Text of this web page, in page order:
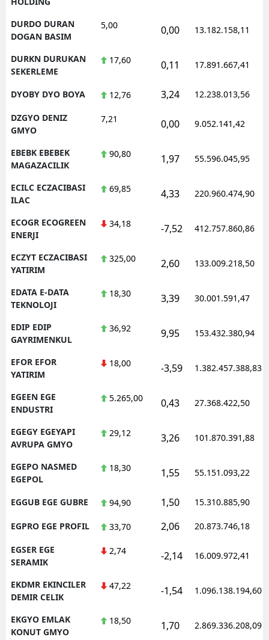
DURDO DURAN
DOGAN BASIM
5,00 0,00 13.182.158,11
DURKN DURUKAN
SEKERLEME
17,60 0,11 17.891.667,41
DYOBY DYO BOYA 12,76 3,24 12.238.013,56
DZGYO DENIZ
GMYO
7,21 0,00 9.052.141,42
EBEBK EBEBEK
MAGAZACILIK
90,80 1,97 55.596.045,95
ECILC ECZACIBASI
ILAC
69,85 4,33 220.960.474,90
ECOGR ECOGREEN
ENERJI
34,18 -7,52 412.757.860,86
ECZYT ECZACIBASI
YATIRIM
325,00 2,60 133.009.218,50
EDATA E-DATA
TEKNOLOJI
18,30 3,39 30.001.591,47
EDIP EDIP
GAYRIMENKUL
36,92 9,95 153.432.380,94
EFOR EFOR
YATIRIM
18,00 -3,59 1.382.457.388,83
EGEEN EGE
ENDUSTRI
5.265,00 0,43 27.368.422,50
EGEGY EGEYAPI
AVRUPA GMYO
29,12 3,26 101.870.391,88
EGEPO NASMED
EGEPOL
18,30 1,55 55.151.093,22
EGGUB EGE GUBRE 94,90 1,50 15.310.885,90
EGPRO EGE PROFIL 33,70 2,06 20.873.746,18
EGSER EGE
SERAMIK
2,74 -2,14 16.009.972,41
EKDMR EKINCILER
DEMIR CELIK
47,22 -1,54 1.096.138.194,60
EKGYO EMLAK
KONUT GMYO
18,50 1,70 2.869.336.208,09